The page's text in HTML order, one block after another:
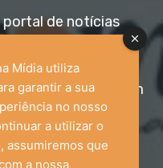
portal de notícias
para o público
as idades. Nossa
relevante com um
Mídia utiliza
garantir a sua
no nosso
a utilizar o
assumiremos que
a nossa